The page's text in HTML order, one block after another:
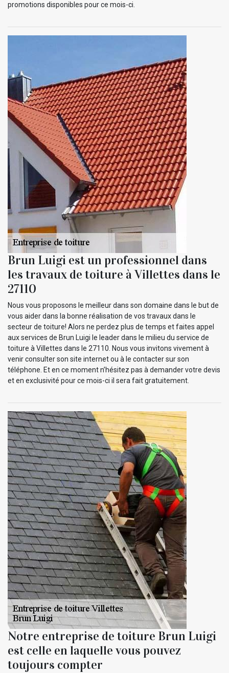
promotions disponibles pour ce mois-ci.
Brun Luigi est un professionnel dans
les travaux de toiture à Villettes dans le
27110
Nous vous proposons le meilleur dans son domaine dans le but de
vous aider dans la bonne réalisation de vos travaux dans le
secteur de toiture! Alors ne perdez plus de temps et faites appel
aux services de Brun Luigi le leader dans le milieu du service de
toiture à Villettes dans le 27110. Nous vous invitons vivement à
venir consulter son site internet ou à le contacter sur son
téléphone. Et en ce moment n’hésitez pas à demander votre devis
et en exclusivité pour ce mois-ci il sera fait gratuitement.
Notre entreprise de toiture Brun Luigi
est celle en laquelle vous pouvez
toujours compter